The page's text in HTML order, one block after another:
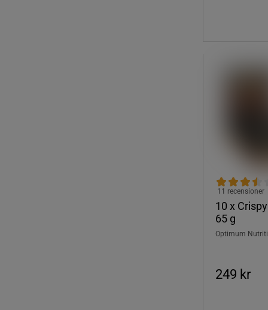
10 x
65 g
11 recensioner
Optimum
249 kr